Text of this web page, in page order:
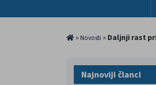
»Novosti » Daljnji rast
Najnoviji članci